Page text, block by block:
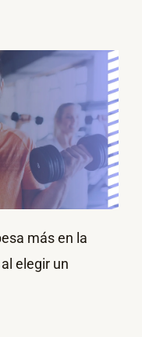
más en la
elegir un